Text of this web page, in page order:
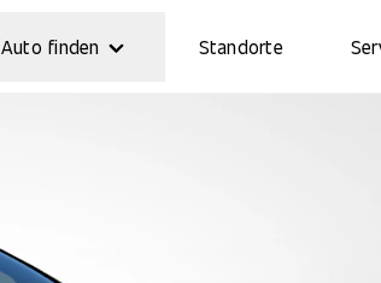
Auto finden Standorte